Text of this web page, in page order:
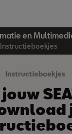
en
Instructieboekjes
Instructieboekjes